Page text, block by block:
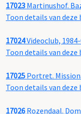
17023 Martinushof.
Toon details van deze
17024Videoclub,
Toon details van deze
17025 Portret.
Toon details van deze
17026 Rozendaal.